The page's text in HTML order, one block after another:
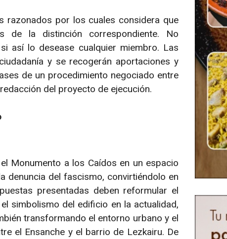
razonados por los cuales considera que
de la distinción correspondiente. No
así lo desease cualquier miembro. Las
y se recogerán aportaciones y
de un procedimiento negociado entre
del proyecto de ejecución.
Monumento a los Caídos en un espacio
denuncia del fascismo, convirtiéndolo en
presentadas deben reformular el
simbolismo del edificio en la actualidad,
transformando el entorno urbano y el
el Ensanche y el barrio de Lezkairu. De